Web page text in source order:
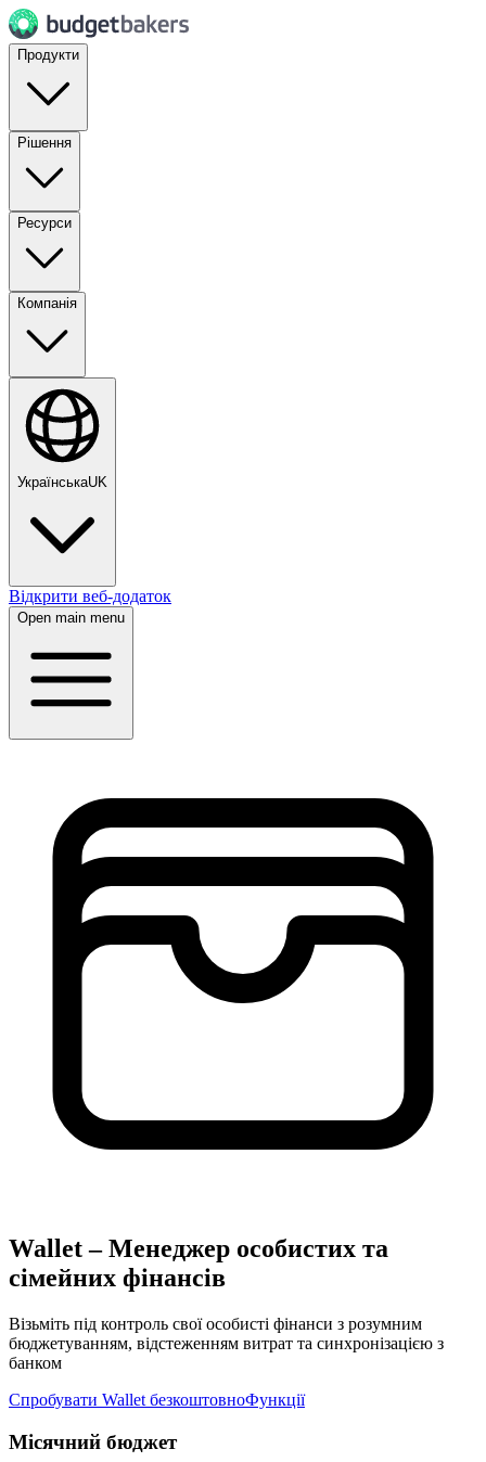
Продукти
Рішення
Ресурси
Компанія
УкраїнськаUK
Відкрити веб-додаток
Open main menu
Wallet – Менеджер особистих та
сімейних фінансів
Візьміть під контроль свої особисті фінанси з розумним
бюджетуванням, відстеженням витрат та синхронізацією з
банком
Спробувати Wallet безкоштовноФункції
Місячний бюджет